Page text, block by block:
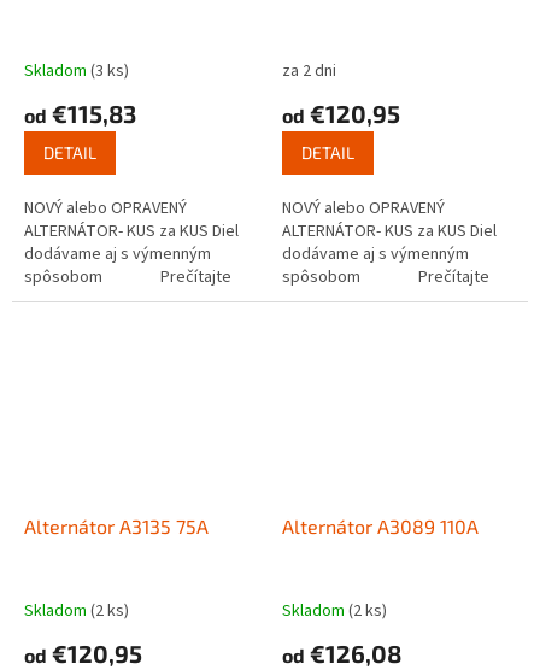
Skladom (3 ks)
od €115,83
DETAIL
NOVÝ alebo OPRAVENÝ
ALTERNÁTOR- KUS za KUS Diel
dodávame aj s výmenným
spôsobom Prečítajte
si ako funguje...
za 2 dni
od €120,95
DETAIL
NOVÝ alebo OPRAVENÝ
ALTERNÁTOR- KUS za KUS Diel
dodávame aj s výmenným
spôsobom Prečítajte
si ako funguje...
Alternátor A3135 75A
Skladom (2 ks)
od €120,95
Alternátor A3089 110A
Skladom (2 ks)
od €126,08